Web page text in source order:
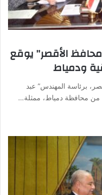
الأقصر” يوقع
ودمياط
برئاسة المهندس” عبد
من محافظة دمياط، ممثلة…